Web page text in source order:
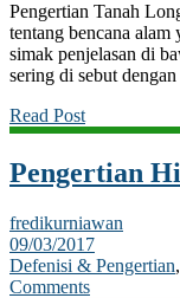
Pengertian Tanah
tentang bencana
simak penjelasan di
sering di sebut
Read Post
Pengertian
fredikurniawan
09/03/2017
Defenisi & Pengertian,
Comments